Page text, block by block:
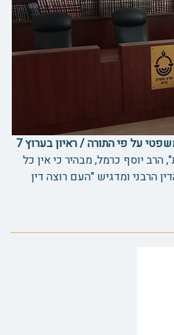
על פי התורה / ראיון בערוץ 7
יוסף כרמל, מבהיר כי אין כל
הרבני ומדגיש "העם רוצה דין